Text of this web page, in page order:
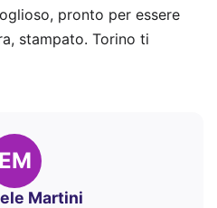
pronto per essere
stampato. Torino ti
EM
Martini